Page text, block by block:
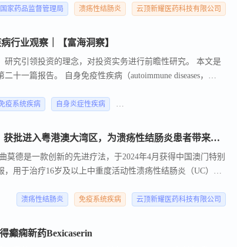
伊曲莫德在中国澳门镜湖医院开出首张处方，正式开始惠及
国家药品监督管理局 溃疡性结肠炎 云顶新耀医药科技有限公司
行业观察｜【富海洞察】
究引领投资的理念，对投资实务进行前瞻性研究。 本文是
十一篇报告。 自身免疫性疾病（autoimmune diseases，
疫系统疾病 自身炎症性疾病 中华人民共和国国家卫生健康委员会
云顶新耀宣布伊曲莫德（VELSIPITY®）获批进入粤港澳大湾区，为溃疡性结肠炎患者带来新选择
德是一款创新的先进疗法，于2024年4月获得中国澳门特别
用于治疗16岁及以上中重度活动性溃疡性结肠炎（UC）患
溃疡性结肠炎 免疫系统疾病 云顶新耀医药科技有限公司
癫痫新药Bexicaserin